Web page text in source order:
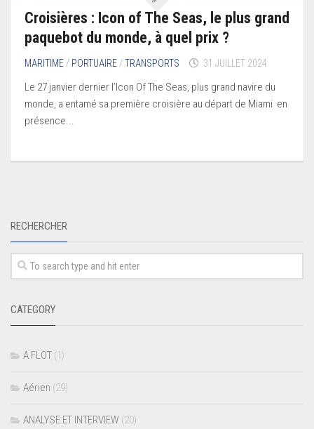
Croisières : Icon of The Seas, le plus grand
paquebot du monde, à quel prix ?
MARITIME / PORTUAIRE /TRANSPORTS 31 JUILLET 2024
Le 27 janvier dernier l’Icon Of The Seas, plus grand navire du
monde, a entamé sa première croisière au départ de Miami en
présence...
RECHERCHER
CATEGORY
A FLOT (1)
Aérien (29)
ANALYSE ET INTERVIEW (20)